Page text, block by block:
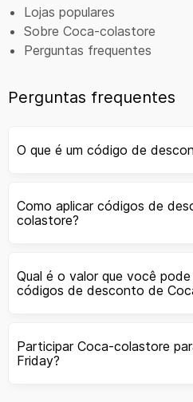
Lojas populares
Sobre Coca-colastore
Perguntas frequentes
Perguntas frequentes
O que é um código de
Como aplicar códigos de
colastore?
Qual é o valor que você
códigos de desconto de
Participar Coca-colastore
Friday?